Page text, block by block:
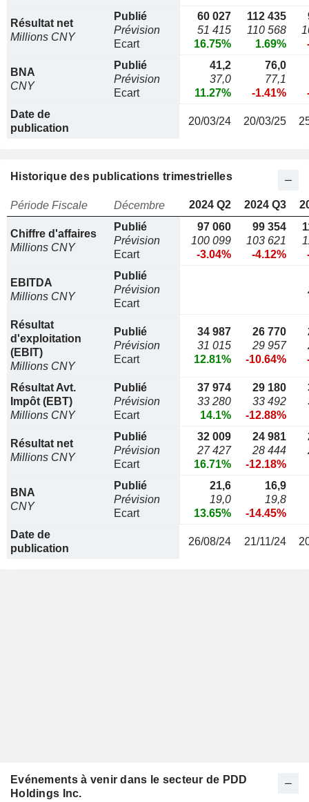
Résultat net
Millions CNY
Publié
Prévision
Ecart
60 027
51 415
16.75%
112 435
110 568
1.69%
BNA
CNY
Publié
Prévision
Ecart
41,2
37,0
11.27%
76,0
77,1
-1.41%
Date de
publication
20/03/24 20/03/25
Historique des publications trimestrielles
Période Fiscale Décembre 2024 Q2 2024 Q3
Chiffre d'affaires
Millions CNY
Publié
Prévision
Ecart
97 060
100 099
-3.04%
99 354
103 621
-4.12%
EBITDA
Millions CNY
Publié
Prévision
Ecart
Résultat
d'exploitation
(EBIT)
Millions CNY
Publié
Prévision
Ecart
34 987
31 015
12.81%
26 770
29 957
-10.64%
Résultat Avt.
Impôt (EBT)
Millions CNY
Publié
Prévision
Ecart
37 974
33 280
14.1%
29 180
33 492
-12.88%
Résultat net
Millions CNY
Publié
Prévision
Ecart
32 009
27 427
16.71%
24 981
28 444
-12.18%
BNA
CNY
Publié
Prévision
Ecart
21,6
19,0
13.65%
16,9
19,8
-14.45%
Date de
publication
26/08/24 21/11/24
Evénements à venir dans le secteur de PDD
Holdings Inc.